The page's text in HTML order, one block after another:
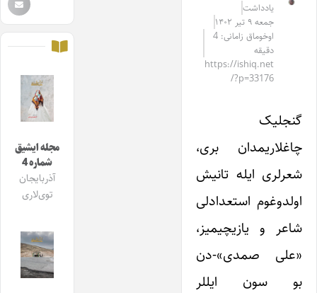
یادداشت
جمعه ۹ تیر ۱۴۰۲
اوخوماق زامانی: 4
دقیقه
https://ishiq.net
/?p=33176
گنجلیک
چاغلاریمدان بری،
شعرلری ایله تانیش
اولدوغوم استعدادلی
شاعر و یازیچیمیز،
«علی صمدی»-دن
بو سون ایللر
مجله ایشیق
شماره 4
آذربایجان
توی‌لاری